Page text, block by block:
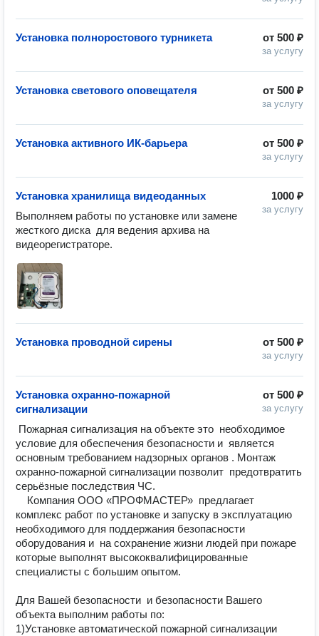
от 500 ₽
за услугу
Установка полноростового турникета
от 500 ₽
за услугу
Установка светового оповещателя
от 500 ₽
за услугу
Установка активного ИК-барьера
1000 ₽
за услугу
Установка хранилища видеоданных
Выполняем работы по установке или замене
жесткого диска  для ведения архива на
видеорегистраторе.
от 500 ₽
за услугу
Установка проводной сирены
от 500 ₽
за услугу
Установка охранно-пожарной
сигнализации
условие для обеспечения безопасности и  является
основным требованием надзорных органов . Монтаж
охранно-пожарной сигнализации позволит  предотвратить
серьёзные последствия ЧС.
комплекс работ по установке и запуску в эксплуатацию
необходимого для поддержания безопасности
оборудования и  на сохранение жизни людей при пожаре
которые выполнят высококвалифицированные
специалисты с большим опытом.
Для Вашей безопасности  и безопасности Вашего
объекта выполним работы по:
1)Установке автоматической пожарной сигнализации